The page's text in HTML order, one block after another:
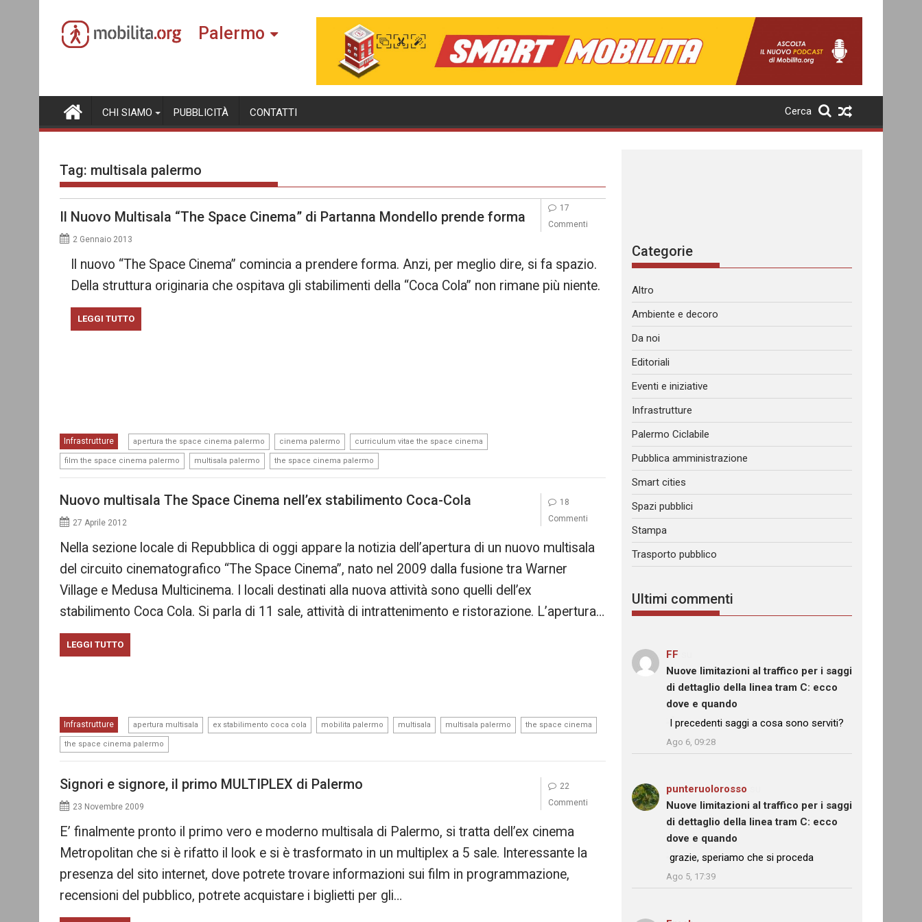
content
Palermo
CHI SIAMO PUBBLICITÀ CONTATTI Cerca
Tag: multisala palermo
Il Nuovo Multisala “The Space Cinema” di Partanna Mondello prende forma
2 Gennaio 2013
Il nuovo “The Space Cinema” comincia a prendere forma. Anzi, per meglio dire, si fa spazio.
Della struttura originaria che ospitava gli stabilimenti della “Coca Cola” non rimane più niente.
LEGGI TUTTO
Infrastrutture apertura the space cinema palermo cinema palermo curriculum vitae the space cinema
film the space cinema palermo multisala palermo the space cinema palermo
17
Commenti
Nuovo multisala The Space Cinema nell’ex stabilimento Coca-Cola
27 Aprile 2012
Nella sezione locale di Repubblica di oggi appare la notizia dell’apertura di un nuovo multisala
del circuito cinematografico “The Space Cinema”, nato nel 2009 dalla fusione tra Warner
Village e Medusa Multicinema. I locali destinati alla nuova attività sono quelli dell’ex
stabilimento Coca Cola. Si parla di 11 sale, attività di intrattenimento e ristorazione. L’apertura…
LEGGI TUTTO
Infrastrutture apertura multisala ex stabilimento coca cola mobilita palermo multisala multisala palermo the space cinema
the space cinema palermo
18
Commenti
Signori e signore, il primo MULTIPLEX di Palermo
23 Novembre 2009
E’ finalmente pronto il primo vero e moderno multisala di Palermo, si tratta dell’ex cinema
Metropolitan che si è rifatto il look e si è trasformato in un multiplex a 5 sale. Interessante la
presenza del sito internet, dove potrete trovare informazioni sui film in programmazione,
recensioni del pubblico, potrete acquistare i biglietti per gli…
22
Commenti
Categorie
Altro
Ambiente e decoro
Da noi
Editoriali
Eventi e iniziative
Infrastrutture
Palermo Ciclabile
Pubblica amministrazione
Smart cities
Spazi pubblici
Stampa
Trasporto pubblico
Ultimi commenti
FF
Nuove limitazioni al traffico per i saggi
di dettaglio della linea tram C: ecco
dove e quando
: “I precedenti saggi a cosa sono serviti?
Ago 6, 09:28
punteruolorosso
Nuove limitazioni al traffico per i saggi
di dettaglio della linea tram C: ecco
dove e quando
: “
grazie, speriamo che si proceda
Ago 5, 17:39